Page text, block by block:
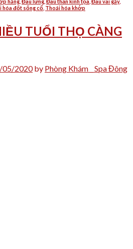
hóa đốt sống cổ Thoái hóa khớp
TUỔI THỌ CÀNG
05/2020by Phòng Khám _ Spa Đông